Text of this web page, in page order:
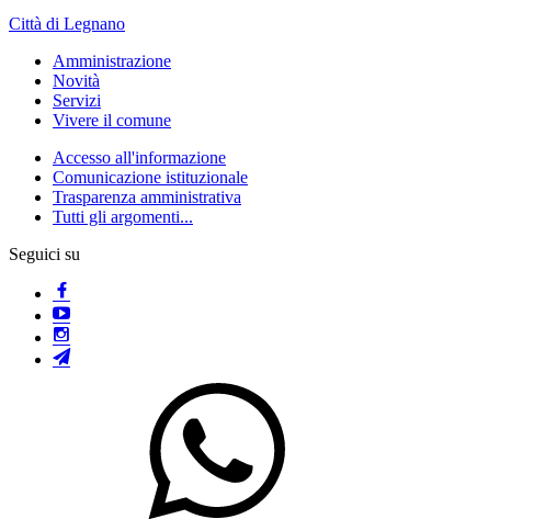
Città di Legnano
Amministrazione
Novità
Servizi
Vivere il comune
Accesso all'informazione
Comunicazione istituzionale
Trasparenza amministrativa
Tutti gli argomenti...
Seguici su